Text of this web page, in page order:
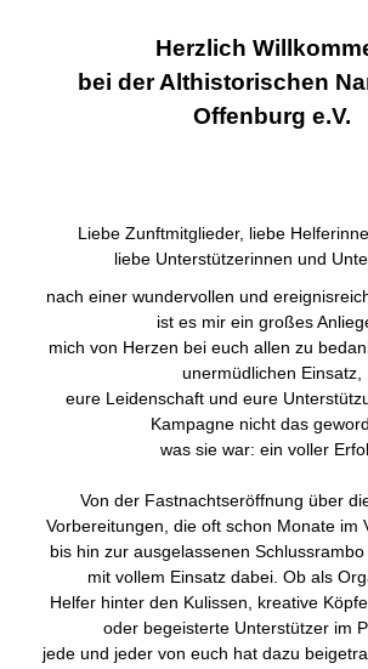
Herzlich
bei der Althistorischen
Offenburg e.V.
Liebe Zunftmitglieder, liebe
liebe Unterstützerinnen und
nach einer wundervollen und
ist es mir ein großes
mich von Herzen bei euch allen zu
unermüdlichen Einsatz,
eure Leidenschaft und eure
Kampagne nicht das
was sie war: ein voller
Von der Fastnachtseröffnung über
Vorbereitungen, die oft schon Monate im
bis hin zur ausgelassenen
mit vollem Einsatz dabei. Ob als
Helfer hinter den Kulissen, kreative
oder begeisterte Unterstützer im
jede und jeder von euch hat dazu